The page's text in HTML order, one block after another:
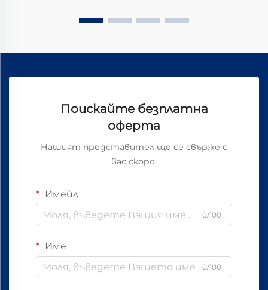
изборът на подходящия двигател...
Поискайте безплатна
оферта
Нашият представител ще се свърже с
вас скоро.
Имейл
0/100
Име
0/100